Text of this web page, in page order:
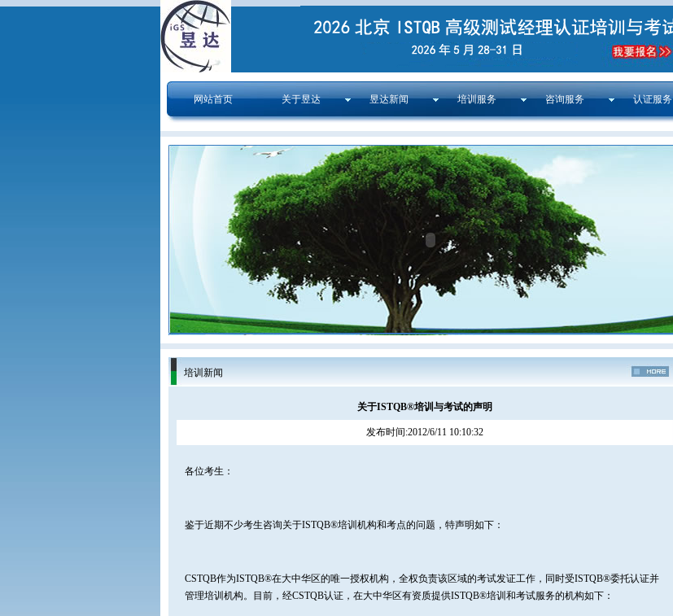
网站首页 关于昱达 昱达新闻 培训服务 咨询服务 认证服务
培训新闻
关于ISTQB®培训与考试的声明
发布时间:2012/6/11 10:10:32
各位考生：
鉴于近期不少考生咨询关于ISTQB®培训机构和考点的问题，特声明如下：
CSTQB作为ISTQB®在大中华区的唯一授权机构，全权负责该区域的考试发证工作，同时受ISTQB®委托认证并
管理培训机构。目前，经CSTQB认证，在大中华区有资质提供ISTQB®培训和考试服务的机构如下：